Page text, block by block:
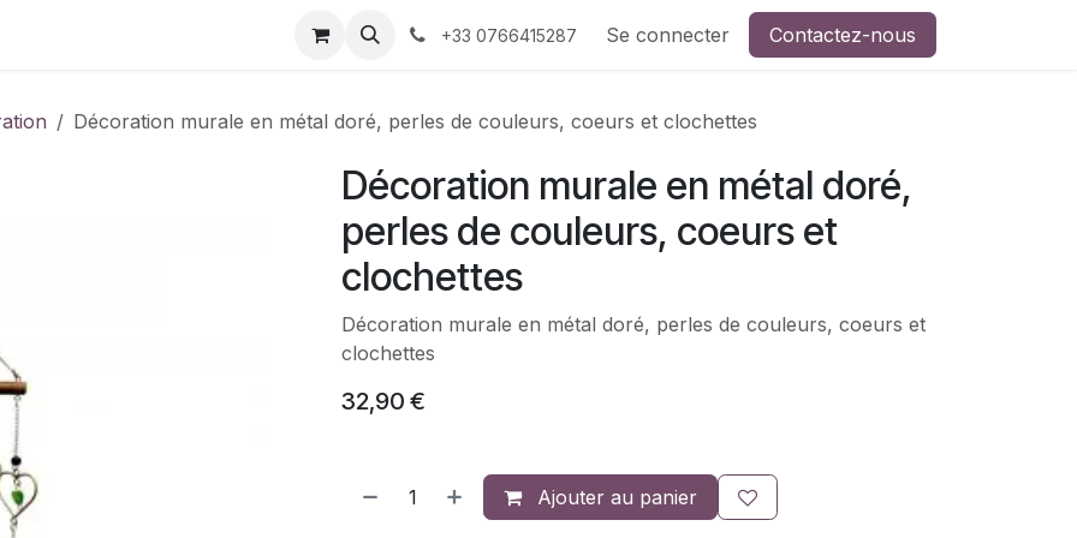
Nos produits faits-main À propos de CreaSev Contactez-nous
+33 0766415287 Se connecter Contactez-nous
Décoration murale en métal doré, perles de couleurs, coeurs et clochettes
Décoration murale en métal doré,
perles de couleurs, coeurs et
clochettes
Décoration murale en métal doré, perles de couleurs, coeurs et
clochettes
32,90 €
Ajouter au panier